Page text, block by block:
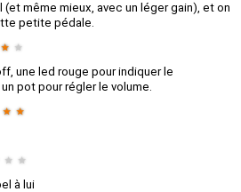
(et même mieux, avec un léger gain), et on
petite pédale.
★ ★
une led rouge pour indiquer le
pot pour régler le volume.
★ ★
★ ★
à lui